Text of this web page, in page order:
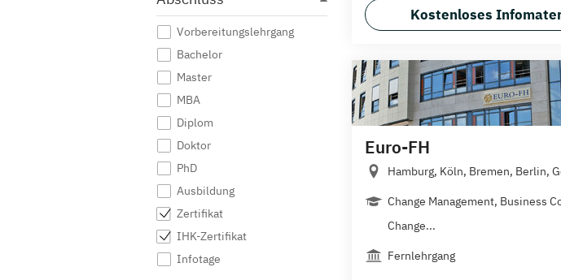
Vorbereitungslehrgang
Bachelor
Master
MBA
Diplom
Doktor
PhD
Ausbildung
Zertifikat
IHK-Zertifikat
Infotage
Kostenloses
Euro-FH
Hamburg, Köln, Bremen, Berlin,
Change Management, Business
Change...
Fernlehrgang